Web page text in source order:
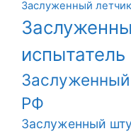
Заслуженный летчик
испытатель
Заслуженный
РФ
Заслуженный